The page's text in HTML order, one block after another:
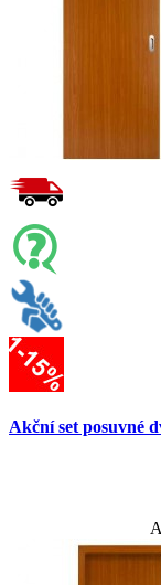
Akční set posuvné